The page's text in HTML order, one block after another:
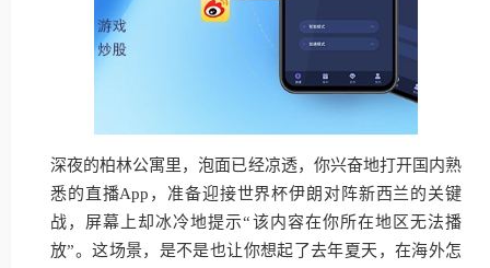
深夜的柏林公寓里，泡面已经凉透，你兴奋地打开国内熟
悉的直播App，准备迎接世界杯伊朗对阵新西兰的关键
战，屏幕上却冰冷地提示“该内容在你所在地区无法播
放”。这场景，是不是也让你想起了去年夏天，在海外怎